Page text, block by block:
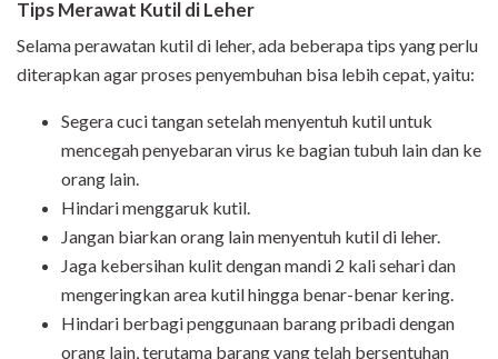
Tips Merawat Kutil di Leher
Selama perawatan kutil di leher, ada beberapa tips yang perlu
diterapkan agar proses penyembuhan bisa lebih cepat, yaitu:
Segera cuci tangan setelah menyentuh kutil untuk
mencegah penyebaran virus ke bagian tubuh lain dan ke
orang lain.
Hindari menggaruk kutil.
Jangan biarkan orang lain menyentuh kutil di leher.
Jaga kebersihan kulit dengan mandi 2 kali sehari dan
mengeringkan area kutil hingga benar-benar kering.
Hindari berbagi penggunaan barang pribadi dengan
orang lain, terutama barang yang telah bersentuhan